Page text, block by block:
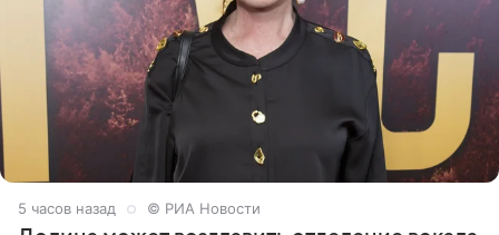
5 часов назад © РИА Новости